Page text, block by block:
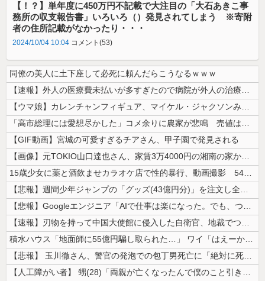
【！？】単年度に450万円不記載で大注目の「大石あきこ事
務所の収支報告書」いろいろ（）発見されてしまう ※寄附
者の住所記載がなかったり・・・
2024/10/04 10:04 コメント(53)
同僚の美人に土下座して必死に頼んだらこうなるｗｗｗ
【速報】外人の医療費未払いが多すぎたので病院が外人の治療を断るようにな...
【ウマ娘】カレンチャンフィギュア、マイケル・ジャクソンみたいになってし...
「高市総理には愛想尽かした」コメ余りに農家が悲鳴 売値は生産原価の半分...
【GIF動画】宮城の可愛すぎるチアさん、甲子園で発見される
【画像】元TOKIO山口達也さん、家賃3万4000円の湘南の家からYo...
15歳少女に薬と酒飲ませカラオケ店で性的暴行、動画撮影 54歳無職を再...
【悲報】週間少年ジャンプの「グッズ(43億円分)」を注文し全てキャンセ...
【悲報】Googleエンジニア「AIで仕事は楽になった。でも、つまらな...
【速報】刃物を持って中国大使館に侵入した自衛官、地裁でついに動機明かす
積水ハウス「地面師に55億円騙し取られた…」 ワイ「はえーかわいそう…...
【悲報】 玉川徹さん、警官の発泡での包丁男死亡に「絶対に死刑にならない...
【人工障がい者】 甥(28)「両親が亡くなったんで僕のこと引き取ってほ...